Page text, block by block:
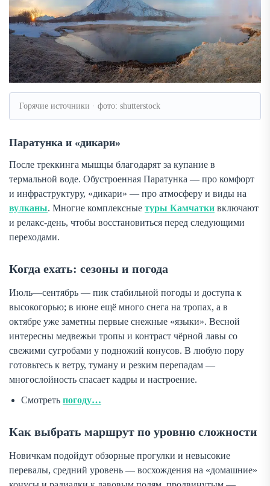
Горячие источники · фото: shutterstock
Паратунка и «дикари»
После треккинга мышцы благодарят за купание в
термальной воде. Обустроенная Паратунка — про комфорт
и инфраструктуру, «дикари» — про атмосферу и виды на
вулканы. Многие комплексные туры Камчатки включают
и релакс-день, чтобы восстановиться перед следующими
переходами.
Когда ехать: сезоны и погода
Июль—сентябрь — пик стабильной погоды и доступа к
высокогорью; в июне ещё много снега на тропах, а в
октябре уже заметны первые снежные «языки». Весной
интересны медвежьи тропы и контраст чёрной лавы со
свежими сугробами у подножий конусов. В любую пору
готовьтесь к ветру, туману и резким перепадам —
многослойность спасает кадры и настроение.
Смотреть погоду…
Как выбрать маршрут по уровню сложности
Новичкам подойдут обзорные прогулки и невысокие
перевалы, средний уровень — восхождения на «домашние»